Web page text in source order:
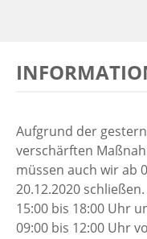
Aufgrund der
verschärften
müssen auch wir ab
20.12.2020
15:00 bis 18:00 Uhr
09:00 bis 12:00 Uhr